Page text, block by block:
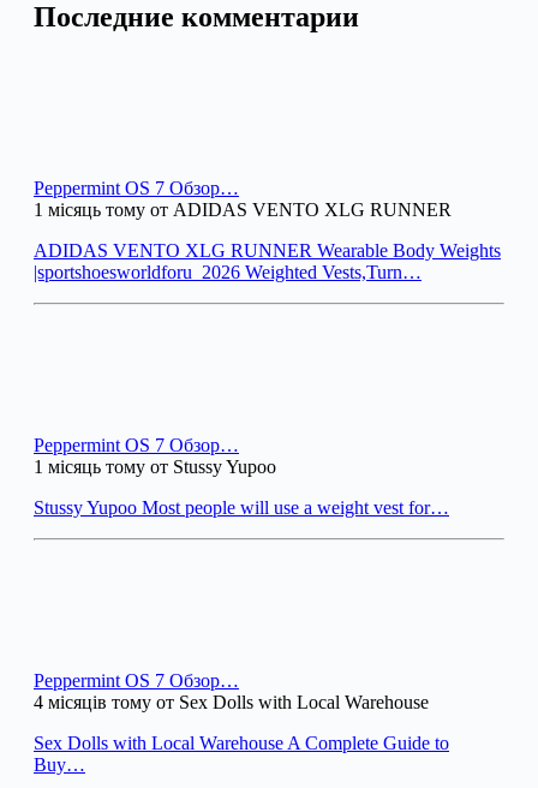
Последние комментарии
Peppermint OS 7 Обзор…
1 місяць тому от ADIDAS VENTO XLG RUNNER
ADIDAS VENTO XLG RUNNER Wearable Body Weights
|sportshoesworldforu_2026 Weighted Vests,Turn…
Peppermint OS 7 Обзор…
1 місяць тому от Stussy Yupoo
Stussy Yupoo Most people will use a weight vest for…
Peppermint OS 7 Обзор…
4 місяців тому от Sex Dolls with Local Warehouse
Sex Dolls with Local Warehouse A Complete Guide to
Buy…